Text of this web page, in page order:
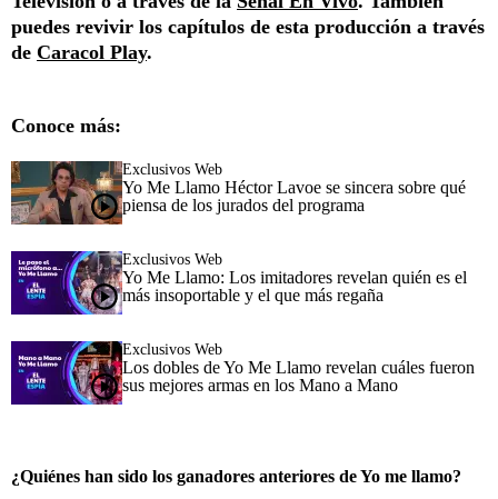
puedes revivir los capítulos de esta producción a través
de Caracol Play.
Conoce más:
Exclusivos Web
Yo Me Llamo Héctor Lavoe se sincera sobre qué
piensa de los jurados del programa
Exclusivos Web
Yo Me Llamo: Los imitadores revelan quién es el
más insoportable y el que más regaña
Exclusivos Web
Los dobles de Yo Me Llamo revelan cuáles fueron
sus mejores armas en los Mano a Mano
¿Quiénes han sido los ganadores anteriores de Yo me llamo?